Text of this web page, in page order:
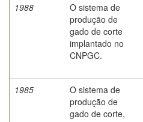
1988
O sistema de
produção de
gado de corte
implantado no
CNPGC.
1985
O sistema de
produção de
gado de corte,